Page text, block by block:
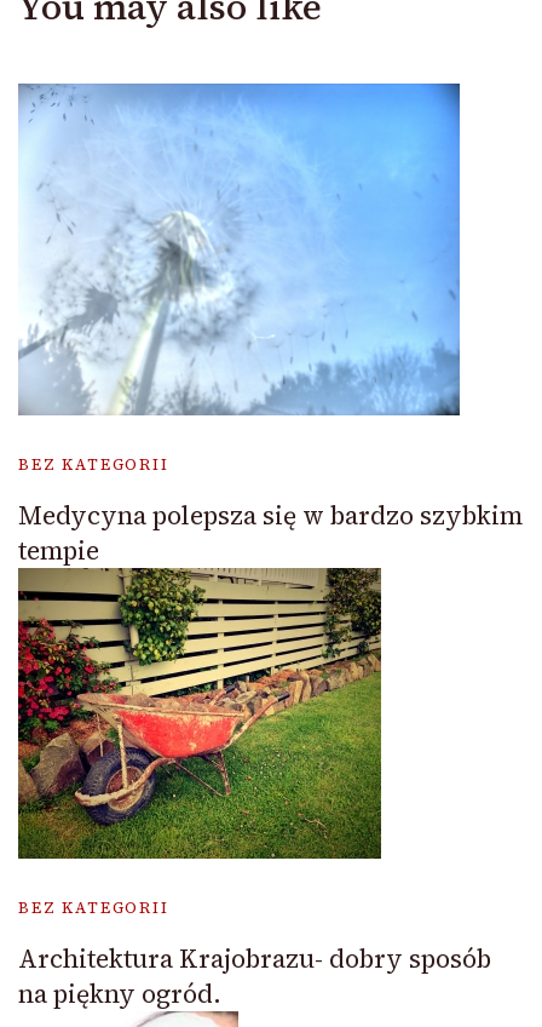
BEZ KATEGORII
Medycyna polepsza się w bardzo szybkim
tempie
BEZ KATEGORII
Architektura Krajobrazu- dobry sposób
na piękny ogród.